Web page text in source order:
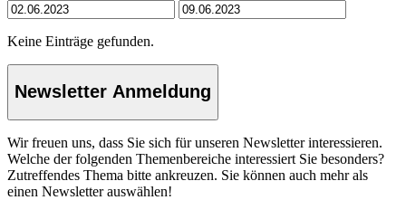
Keine Einträge gefunden.
Newsletter Anmeldung
Wir freuen uns, dass Sie sich für unseren Newsletter interessieren.
Welche der folgenden Themenbereiche interessiert Sie besonders?
Zutreffendes Thema bitte ankreuzen. Sie können auch mehr als
einen Newsletter auswählen!